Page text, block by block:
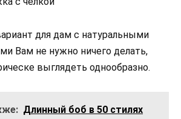
для дам с натуральными
Вам не нужно ничего делать,
выглядеть однообразно.
Длинный боб в 50 стилях